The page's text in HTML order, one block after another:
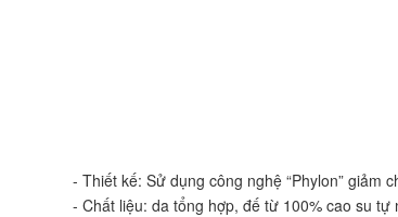
- Thiết kế: Sử dụng công nghệ “Phylon” giảm
- Chất liệu: da tổng hợp, đế từ 100% cao su